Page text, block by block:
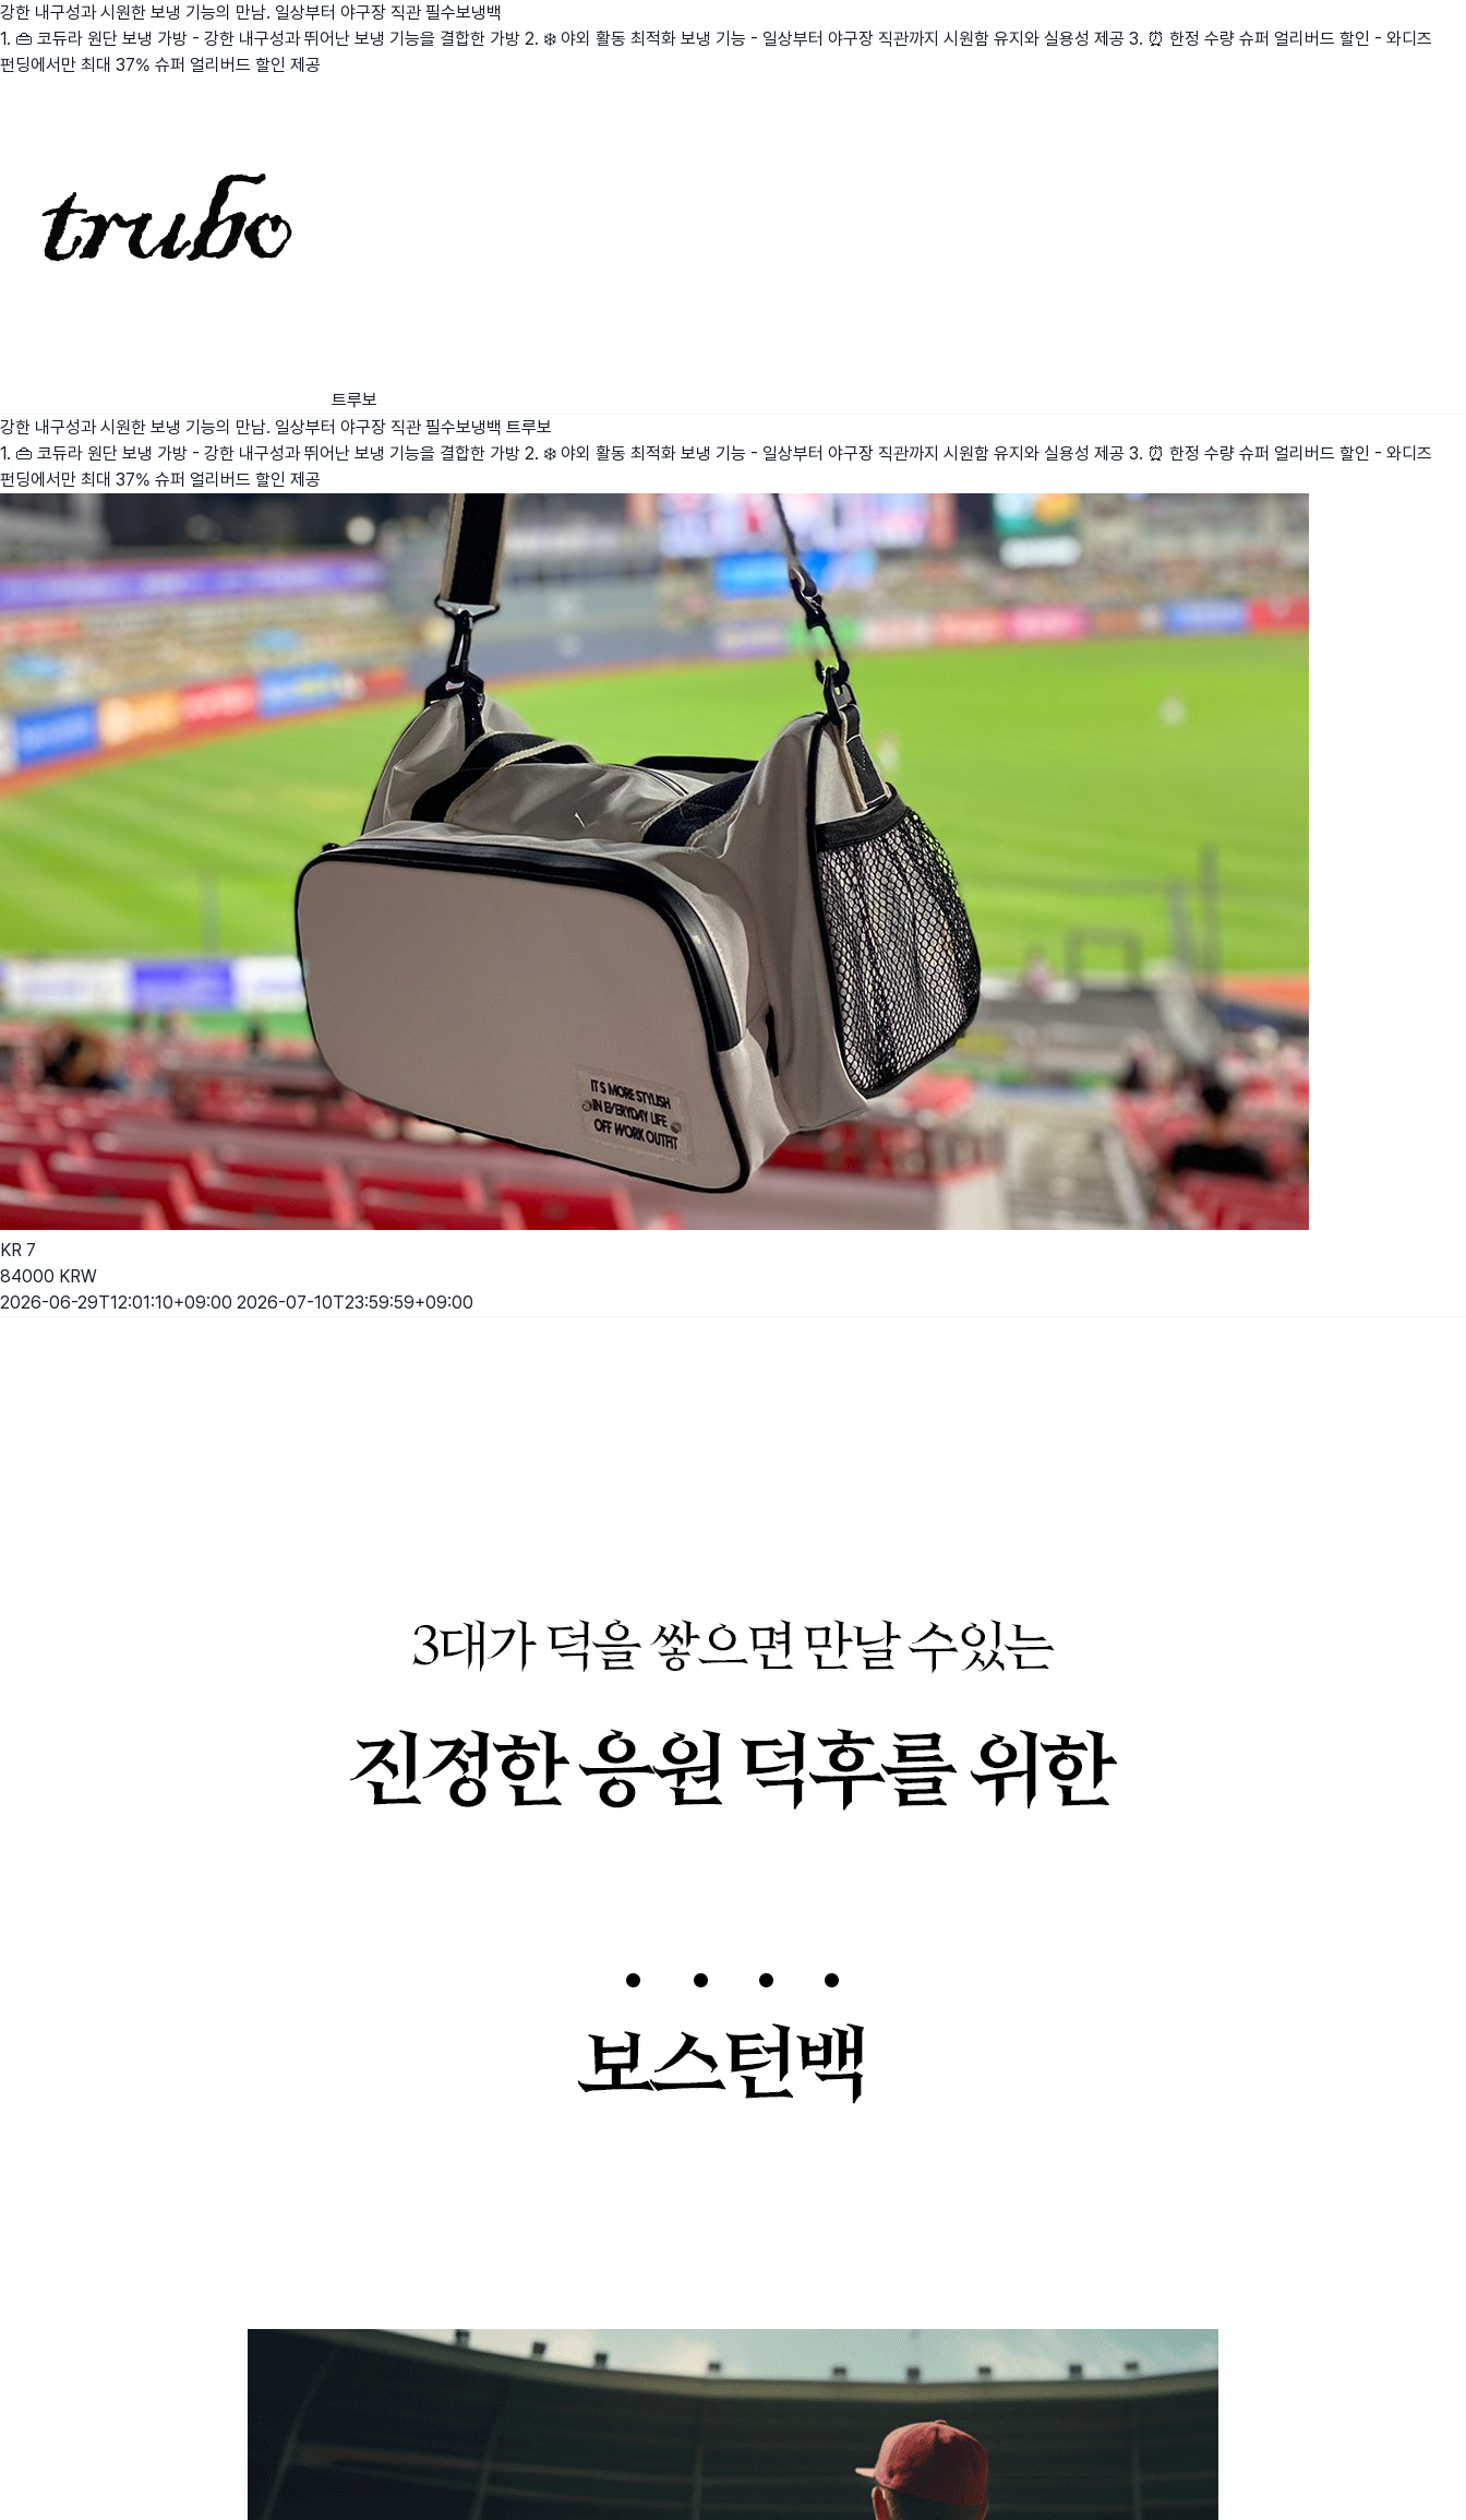
강한 내구성과 시원한 보냉 기능의 만남. 일상부터 야구장 직관 필수보냉백
1. 👜 코듀라 원단 보냉 가방 - 강한 내구성과 뛰어난 보냉 기능을 결합한 가방 2. ❄️ 야외 활동 최적화 보냉 기능 - 일상부터 야구장 직관까지 시원함 유지와 실용성 제공 3. ⏰ 한정 수량 슈퍼 얼리버드 할인 - 와디즈
펀딩에서만 최대 37% 슈퍼 얼리버드 할인 제공
트루보
강한 내구성과 시원한 보냉 기능의 만남. 일상부터 야구장 직관 필수보냉백 트루보
1. 👜 코듀라 원단 보냉 가방 - 강한 내구성과 뛰어난 보냉 기능을 결합한 가방 2. ❄️ 야외 활동 최적화 보냉 기능 - 일상부터 야구장 직관까지 시원함 유지와 실용성 제공 3. ⏰ 한정 수량 슈퍼 얼리버드 할인 - 와디즈
펀딩에서만 최대 37% 슈퍼 얼리버드 할인 제공
KR 7
84000 KRW
2026-06-29T12:01:10+09:00 2026-07-10T23:59:59+09:00